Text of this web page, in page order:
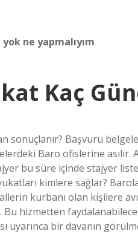
ne yapmalıyım
Kaç
sonuçlanır? Başvuru
Baro ofislerine asılır.
bu süre içinde stajyer
kimlere sağlar?
kurbanı olan kişilere
hizmetten
uyarınca bir davanın